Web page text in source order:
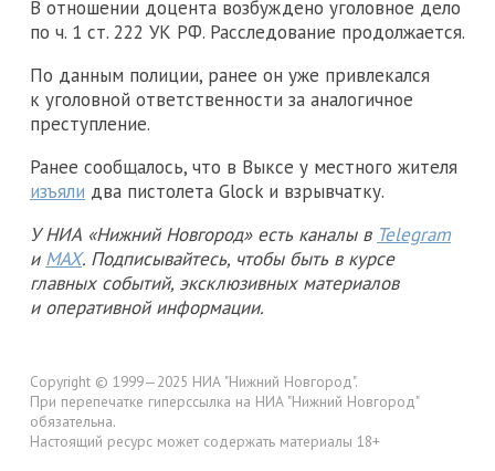
В отношении доцента возбуждено уголовное дело
по ч. 1 ст. 222 УК РФ. Расследование продолжается.
По данным полиции, ранее он уже привлекался
к уголовной ответственности за аналогичное
преступление.
Ранее сообщалось, что в Выксе у местного жителя
изъяли два пистолета Glock и взрывчатку.
У НИА «Нижний Новгород» есть каналы в Telegram
и MAX. Подписывайтесь, чтобы быть в курсе
главных событий, эксклюзивных материалов
и оперативной информации.
Copyright © 1999—2025 НИА "Нижний Новгород".
При перепечатке гиперссылка на НИА "Нижний Новгород"
обязательна.
Настоящий ресурс может содержать материалы 18+